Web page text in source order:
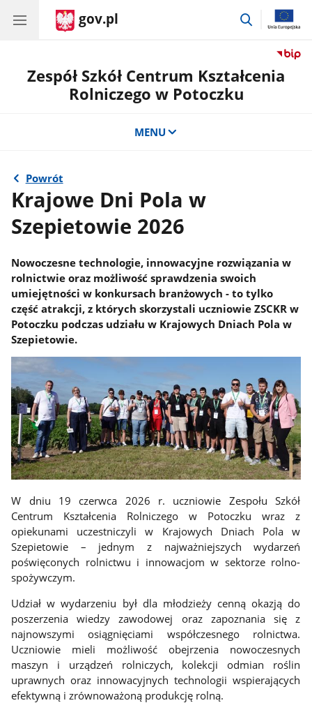
gov.pl
przejdź
Zespół Szkół Centrum Kształcenia
Rolniczego w Potoczku
MENU
Powrót
Krajowe Dni Pola w
Szepietowie 2026
Nowoczesne technologie, innowacyjne rozwiązania w
rolnictwie oraz możliwość sprawdzenia swoich
umiejętności w konkursach branżowych - to tylko
część atrakcji, z których skorzystali uczniowie ZSCKR w
Potoczku podczas udziału w Krajowych Dniach Pola w
Szepietowie.
W dniu 19 czerwca 2026 r. uczniowie Zespołu Szkół
Centrum Kształcenia Rolniczego w Potoczku wraz z
opiekunami uczestniczyli w Krajowych Dniach Pola w
Szepietowie – jednym z najważniejszych wydarzeń
poświęconych rolnictwu i innowacjom w sektorze rolno-
spożywczym.
Udział w wydarzeniu był dla młodzieży cenną okazją do
poszerzenia wiedzy zawodowej oraz zapoznania się z
najnowszymi osiągnięciami współczesnego rolnictwa.
Uczniowie mieli możliwość obejrzenia nowoczesnych
maszyn i urządzeń rolniczych, kolekcji odmian roślin
uprawnych oraz innowacyjnych technologii wspierających
efektywną i zrównoważoną produkcję rolną.